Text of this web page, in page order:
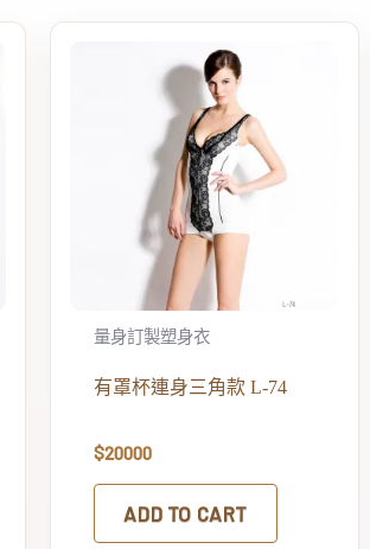
量身訂製塑身衣
有罩杯連身三角款 L-74
$20000
ADD TO CART